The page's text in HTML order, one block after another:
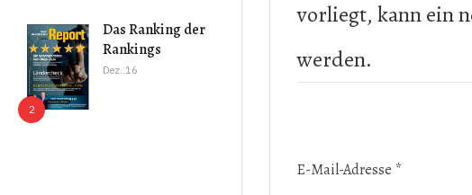
Das Ranking der
Rankings
Dez..16
vorliegt, kann ein
werden.
E-Mail-Adresse *